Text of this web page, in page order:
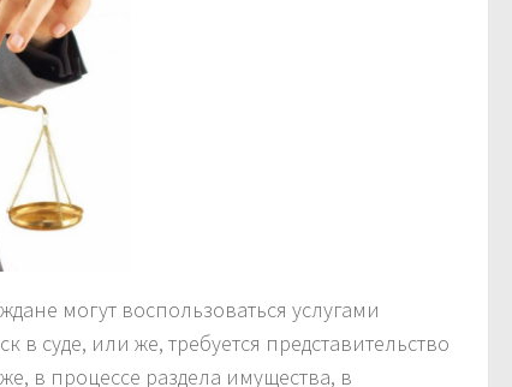
могут воспользоваться услугами
суде, или же, требуется представительство
в процессе раздела имущества, в